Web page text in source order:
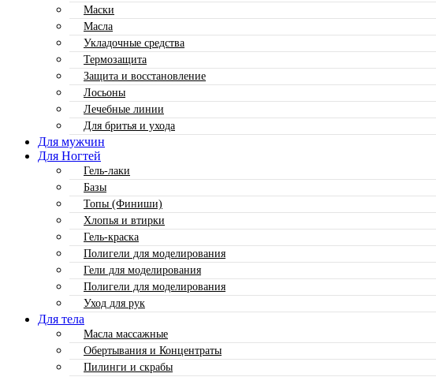
Маски
Масла
Укладочные средства
Термозащита
Защита и восстановление
Лосьоны
Лечебные линии
Для бритья и ухода
Для мужчин
Для Ногтей
Гель-лаки
Базы
Топы (Финиши)
Хлопья и втирки
Гель-краска
Полигели для моделирования
Гели для моделирования
Полигели для моделирования
Уход для рук
Для тела
Масла массажные
Обертывания и Концентраты
Пилинги и скрабы